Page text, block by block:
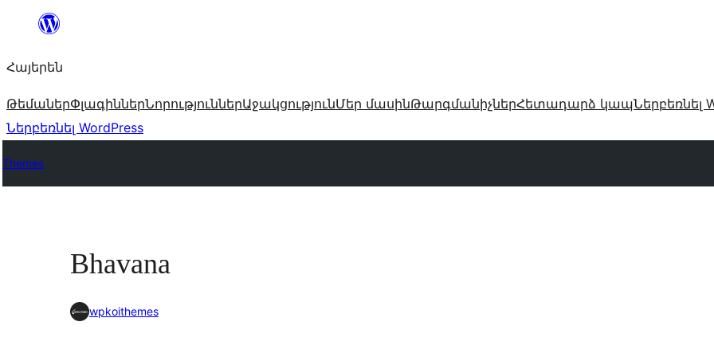
Անցնել
Հայերեն
ԹեմաներՓլագիններՆորություններԱջակցությունՄեր մասինԹարգմանիչներՀետադարձ կապՆերբեռնել
Ներբեռնել WordPress
Themes
Bhavana
wpkoithemes